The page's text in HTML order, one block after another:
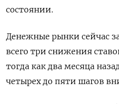
состоянии.
Денежные рынки сейчас
всего три снижения
тогда как два месяца
четырех до пяти шагов